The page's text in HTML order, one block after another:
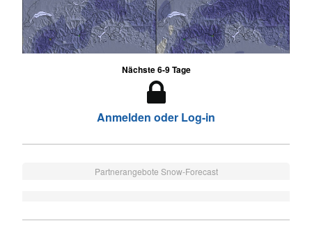
Nächste 6-9 Tage
Anmelden oder Log-in
Partnerangebote Snow-Forecast